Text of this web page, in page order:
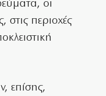
οι
στις περιοχές
επίσης,